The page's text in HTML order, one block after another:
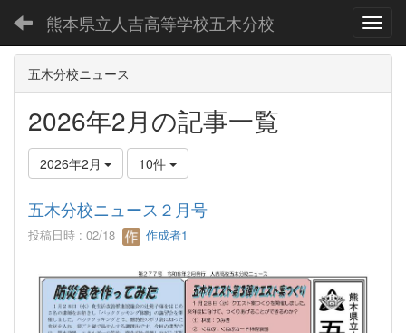
熊本県立人吉高等学校五木分校
五木分校ニュース
2026年2月の記事一覧
2026年2月 10件
五木分校ニュース２月号
投稿日時 : 02/18 作成者1